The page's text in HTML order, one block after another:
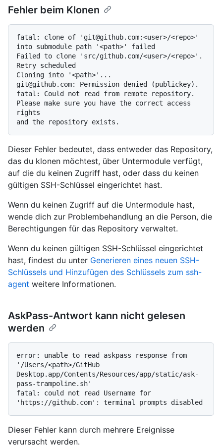
Fehler beim Klonen
fatal: clone of 'git@github.com:<user>/<repo>'
into submodule path '<path>' failed
Failed to clone 'src/github.com/<user>/<repo>'.
Retry scheduled
Cloning into '<path>'...
git@github.com: Permission denied (publickey).
fatal: Could not read from remote repository.
Please make sure you have the correct access
rights
Dieser Fehler bedeutet, dass entweder das Repository,
das du klonen möchtest, über Untermodule verfügt,
auf die du keinen Zugriff hast, oder dass du keinen
gültigen SSH-Schlüssel eingerichtet hast.
Wenn du keinen Zugriff auf die Untermodule hast,
wende dich zur Problembehandlung an die Person, die
Berechtigungen für das Repository verwaltet.
Wenn du keinen gültigen SSH-Schlüssel eingerichtet
hast, findest du unter Generieren eines neuen SSH-
Schlüssels und Hinzufügen des Schlüssels zum ssh-
agent weitere Informationen.
AskPass-Antwort kann nicht gelesen
werden
error: unable to read askpass response from
'/Users/<path>/GitHub
Desktop.app/Contents/Resources/app/static/ask-
pass-trampoline.sh'
fatal: could not read Username for
Dieser Fehler kann durch mehrere Ereignisse
verursacht werden.